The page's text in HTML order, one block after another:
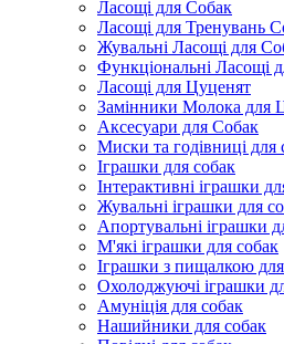
Ласощі для Собак
Ласощі для Тренувань
Жувальні Ласощі для
Функціональні Ласощі
Ласощі для Цуценят
Замінники Молока для
Аксесуари для Собак
Миски та годівниці для
Іграшки для собак
Інтерактивні іграшки
Жувальні іграшки для
Апортувальні іграшки
М'які іграшки для собак
Іграшки з пищалкою
Охолоджуючі іграшки
Амуніція для собак
Нашийники для собак